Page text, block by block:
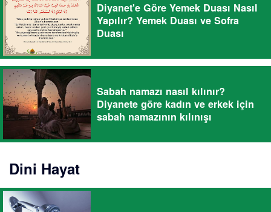
Diyanet'e Göre Yemek Duası Nasıl
Yapılır? Yemek Duası ve Sofra
Duası
Sabah namazı nasıl kılınır?
Diyanete göre kadın ve erkek için
sabah namazının kılınışı
Dini Hayat